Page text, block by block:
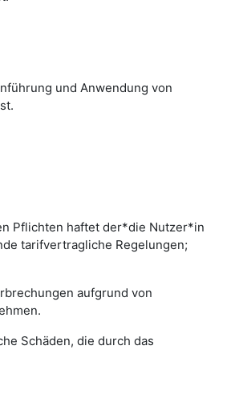
und Anwendung von
Pflichten haftet der*die Nutzer*in
tarifvertragliche Regelungen;
aufgrund von
Schäden, die durch das